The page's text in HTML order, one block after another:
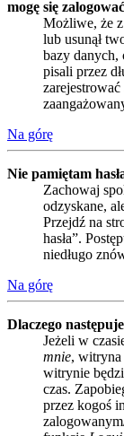
mogę się
Możliwe, że
lub usunął
bazy
pisali przez
Na górę
Nie pamiętam
Zachowaj
odzyskane,
Przejdź na
hasła”.
niedługo
Na górę
Dlaczego
Jeżeli w
mnie, witryna
witrynie
czas.
przez kogoś